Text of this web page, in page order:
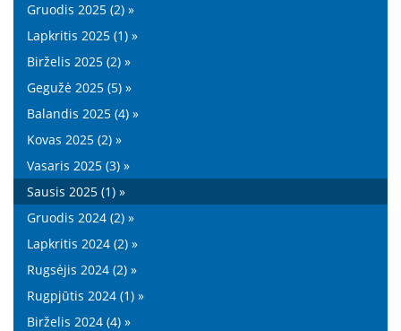
Gruodis 2025 (2) »
Lapkritis 2025 (1) »
Birželis 2025 (2) »
Gegužė 2025 (5) »
Balandis 2025 (4) »
Kovas 2025 (2) »
Vasaris 2025 (3) »
Sausis 2025 (1) »
Gruodis 2024 (2) »
Lapkritis 2024 (2) »
Rugsėjis 2024 (2) »
Rugpjūtis 2024 (1) »
Birželis 2024 (4) »